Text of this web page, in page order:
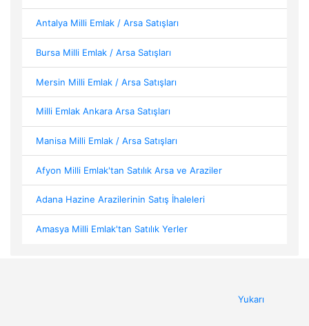
Antalya Milli Emlak / Arsa Satışları
Bursa Milli Emlak / Arsa Satışları
Mersin Milli Emlak / Arsa Satışları
Milli Emlak Ankara Arsa Satışları
Manisa Milli Emlak / Arsa Satışları
Afyon Milli Emlak'tan Satılık Arsa ve Araziler
Adana Hazine Arazilerinin Satış İhaleleri
Amasya Milli Emlak'tan Satılık Yerler
Yukarı